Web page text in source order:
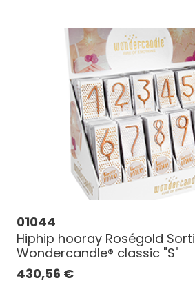
01044
Hiphip hooray Roségold
Wondercandle® classic "S"
430,56 €